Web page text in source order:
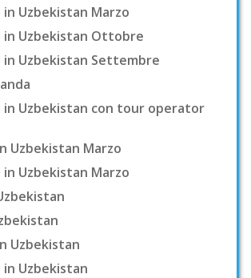
in Uzbekistan Marzo
in Uzbekistan Ottobre
in Uzbekistan Settembre
in Uzbekistan con tour operator
Uzbekistan Marzo
in Uzbekistan Marzo
Uzbekistan
in Uzbekistan